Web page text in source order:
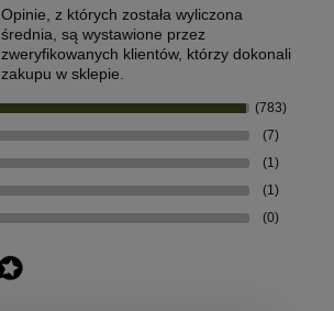
Opinie, z których została wyliczona
średnia, są wystawione przez
zweryfikowanych klientów, którzy dokonali
zakupu w sklepie.
(783)
(7)
(1)
(1)
(0)